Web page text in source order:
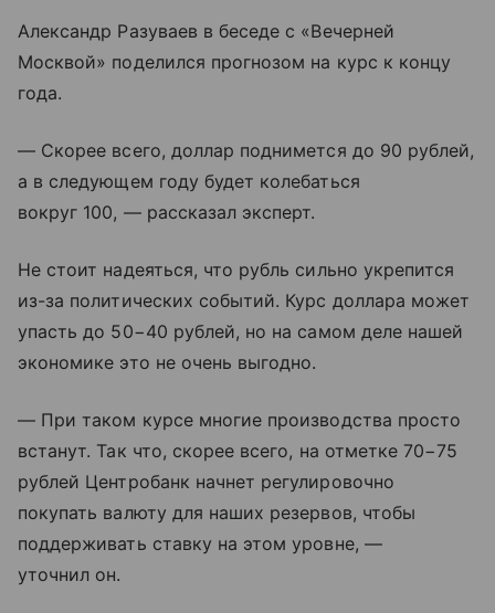
Александр Разуваев в беседе с «Вечерней
Москвой» поделился прогнозом на курс к концу
года.
— Скорее всего, доллар поднимется до 90 рублей,
а в следующем году будет колебаться
вокруг 100, — рассказал эксперт.
Не стоит надеяться, что рубль сильно укрепится
из-за политических событий. Курс доллара может
упасть до 50−40 рублей, но на самом деле нашей
экономике это не очень выгодно.
— При таком курсе многие производства просто
встанут. Так что, скорее всего, на отметке 70−75
рублей Центробанк начнет регулировочно
покупать валюту для наших резервов, чтобы
поддерживать ставку на этом уровне, —
уточнил он.